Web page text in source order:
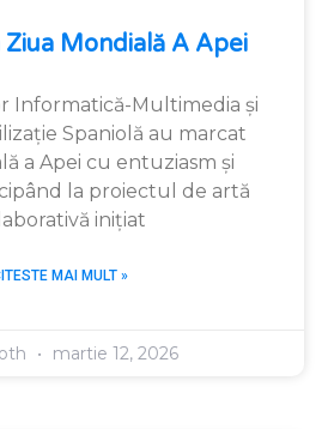
Mondială A Apei
Informatică-Multimedia și
Spaniolă au marcat
a Apei cu entuziasm și
la proiectul de artă
inițiat
MAI MULT »
martie 12, 2026